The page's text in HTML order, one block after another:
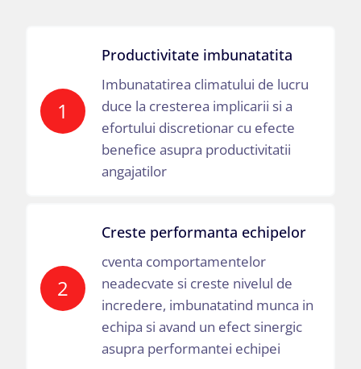
1
Productivitate imbunatatita
Imbunatatirea climatului de lucru
duce la cresterea implicarii si a
efortului discretionar cu efecte
benefice asupra productivitatii
angajatilor
2
Creste performanta echipelor
cventa comportamentelor
neadecvate si creste nivelul de
incredere, imbunatatind munca in
echipa si avand un efect sinergic
asupra performantei echipei